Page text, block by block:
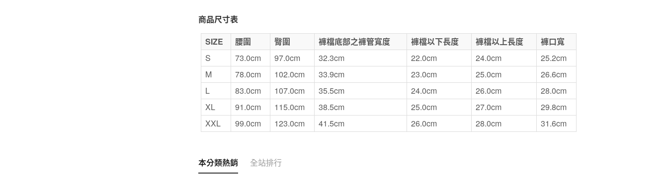
無印良品門市自取
免運費
商品尺寸表
SIZE
腰圍 臀圍 褲檔底部之褲管寬度 褲檔以下長度 褲檔以上長度
褲口寬
S
73.0cm 97.0cm 32.3cm 22.0cm 24.0cm
25.2cm
M
78.0cm 102.0cm 33.9cm 23.0cm 25.0cm
26.6cm
L
83.0cm 107.0cm 35.5cm 24.0cm 26.0cm
28.0cm
XL
91.0cm 115.0cm 38.5cm 25.0cm 27.0cm
29.8cm
XXL
99.0cm 123.0cm 41.5cm 26.0cm 28.0cm 31.6cm
本分類熱銷 全站排行